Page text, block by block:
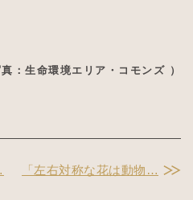
真：生命環境エリア・コモンズ ）
「左右対称な花は動物…